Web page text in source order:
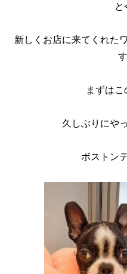
と
新しくお店に来てくれた
す
まずはこ
久しぶりにや
ボストン